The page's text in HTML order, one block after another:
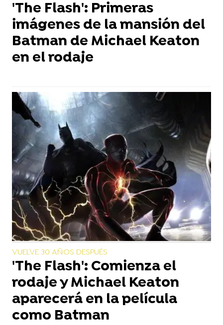
'The Flash': Primeras
imágenes de la mansión del
Batman de Michael Keaton
en el rodaje
VUELVE 30 AÑOS DESPUÉS
'The Flash': Comienza el
rodaje y Michael Keaton
aparecerá en la película
como Batman